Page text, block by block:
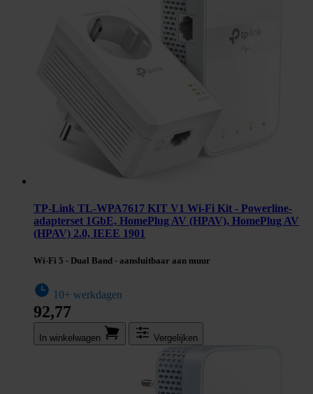
TP-Link TL-WPA7617 KIT V1 Wi-Fi Kit - Powerline-
adapterset 1GbE, HomePlug AV (HPAV), HomePlug AV
(HPAV) 2.0, IEEE 1901
Wi-Fi 5 - Dual Band - aansluitbaar aan muur
10+ werkdagen
92,77
In winkel­wagen Vergelijken